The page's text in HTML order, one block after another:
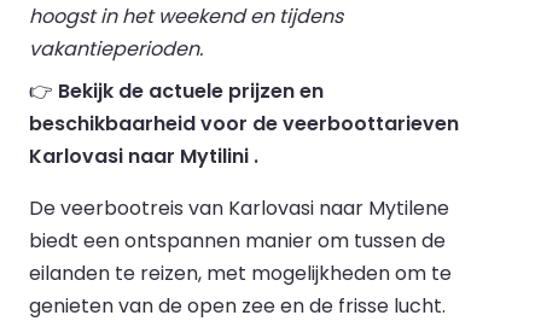
hoogst in het weekend en tijdens
vakantieperioden.
👉 Bekijk de actuele prijzen en
beschikbaarheid voor de veerboottarieven
Karlovasi naar Mytilini .
De veerbootreis van Karlovasi naar Mytilene
biedt een ontspannen manier om tussen de
eilanden te reizen, met mogelijkheden om te
genieten van de open zee en de frisse lucht.